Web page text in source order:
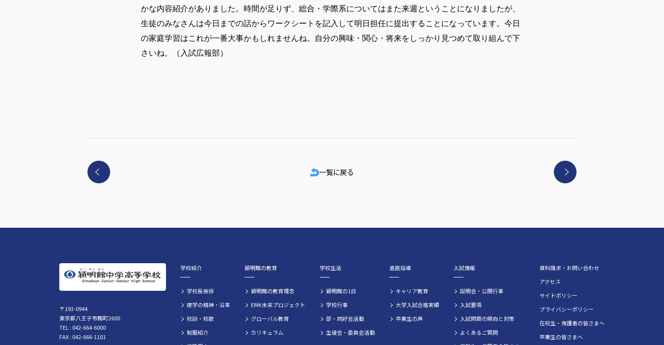
かな内容紹介がありました。時間が足りず、総合・学際系についてはまた来週ということになりましたが、
生徒のみなさんは今日までの話からワークシートを記入して明日担任に提出することになっています。今日
の家庭学習はこれが一番大事かもしれませんね。自分の興味・関心・将来をしっかり見つめて取り組んで下
さいね。（入試広報部）
一覧に戻る
〒193-0944
東京都八王子市館町2600
TEL : 042-664-6000
FAX : 042-666-1101
学校紹介
学校長挨拶
建学の精神・沿革
校訓・校歌
制服紹介
穎明館の教育
穎明館の教育理念
EMK未来プロジェクト
グローバル教育
カリキュラム
学校生活
穎明館の1日
学校行事
部・同好会活動
生徒会・委員会活動
進路指導
キャリア教育
大学入試合格実績
卒業生の声
入試情報
説明会・公開行事
入試要項
入試問題の傾向と対策
よくあるご質問
資料請求・お問い合わせ
アクセス
サイトポリシー
プライバシーポリシー
在校生・保護者の皆さまへ
卒業生の皆さまへ